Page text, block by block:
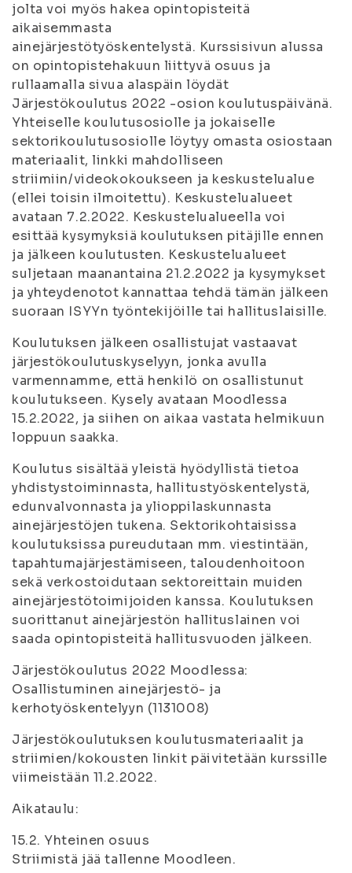
jolta voi myös hakea opintopisteitä
aikaisemmasta
ainejärjestötyöskentelystä. Kurssisivun alussa
on opintopistehakuun liittyvä osuus ja
rullaamalla sivua alaspäin löydät
Järjestökoulutus 2022 -osion koulutuspäivänä.
Yhteiselle koulutusosiolle ja jokaiselle
sektorikoulutusosiolle löytyy omasta osiostaan
materiaalit, linkki mahdolliseen
striimiin/videokokoukseen ja keskustelualue
(ellei toisin ilmoitettu). Keskustelualueet
avataan 7.2.2022. Keskustelualueella voi
esittää kysymyksiä koulutuksen pitäjille ennen
ja jälkeen koulutusten. Keskustelualueet
suljetaan maanantaina 21.2.2022 ja kysymykset
ja yhteydenotot kannattaa tehdä tämän jälkeen
suoraan ISYYn työntekijöille tai hallituslaisille.
Koulutuksen jälkeen osallistujat vastaavat
järjestökoulutuskyselyyn, jonka avulla
varmennamme, että henkilö on osallistunut
koulutukseen. Kysely avataan Moodlessa
15.2.2022, ja siihen on aikaa vastata helmikuun
loppuun saakka.
Koulutus sisältää yleistä hyödyllistä tietoa
yhdistystoiminnasta, hallitustyöskentelystä,
edunvalvonnasta ja ylioppilaskunnasta
ainejärjestöjen tukena. Sektorikohtaisissa
koulutuksissa pureudutaan mm. viestintään,
tapahtumajärjestämiseen, taloudenhoitoon
sekä verkostoidutaan sektoreittain muiden
ainejärjestötoimijoiden kanssa. Koulutuksen
suorittanut ainejärjestön hallituslainen voi
saada opintopisteitä hallitusvuoden jälkeen.
Järjestökoulutus 2022 Moodlessa:
Osallistuminen ainejärjestö- ja
kerhotyöskentelyyn (1131008)
Järjestökoulutuksen koulutusmateriaalit ja
striimien/kokousten linkit päivitetään kurssille
viimeistään 11.2.2022.
Aikataulu:
15.2. Yhteinen osuus
Striimistä jää tallenne Moodleen.